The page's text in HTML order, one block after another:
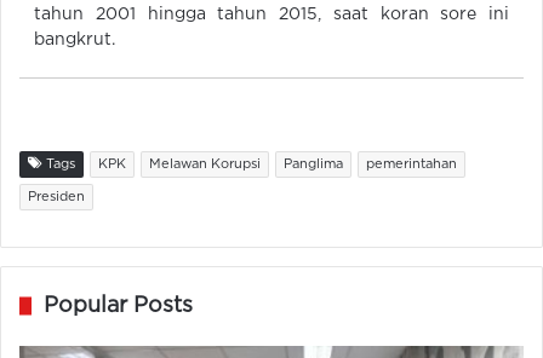
tahun 2001 hingga tahun 2015, saat koran sore ini
bangkrut.
Tags KPK Melawan Korupsi Panglima pemerintahan
Presiden
Popular Posts